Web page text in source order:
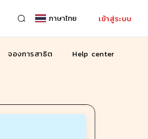
ภาษาไทย เข้าสู่ระบบ
จองการสาธิต Help center